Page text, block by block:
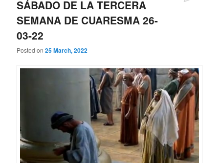
SÁBADO DE LA TERCERA
SEMANA DE CUARESMA 26-
03-22
Posted on25 March, 2022